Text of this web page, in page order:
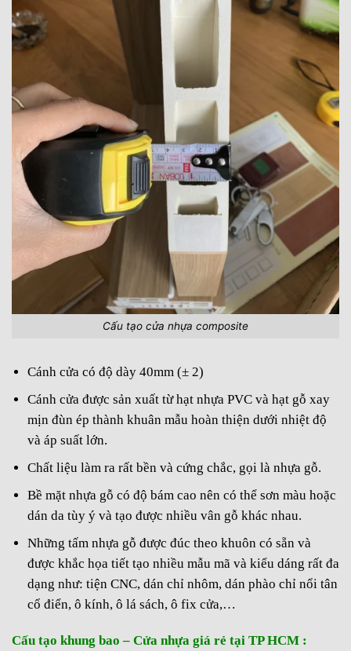
Cấu tạo cửa nhựa composite
Cánh cửa có độ dày 40mm (± 2)
Cánh cửa được sản xuất từ hạt nhựa PVC và hạt gỗ xay
mịn đùn ép thành khuân mẫu hoàn thiện dưới nhiệt độ
và áp suất lớn.
Chất liệu làm ra rất bền và cứng chắc, gọi là nhựa gỗ.
Bề mặt nhựa gỗ có độ bám cao nên có thể sơn màu hoặc
dán da tùy ý và tạo được nhiều vân gỗ khác nhau.
Những tấm nhựa gỗ được đúc theo khuôn có sẵn và
được khắc họa tiết tạo nhiều mẫu mã và kiểu dáng rất đa
dạng như: tiện CNC, dán chỉ nhôm, dán phào chỉ nổi tân
cổ điển, ô kính, ô lá sách, ô fix cửa,…
Cấu tạo khung bao – Cửa nhựa giá rẻ tại TP HCM :